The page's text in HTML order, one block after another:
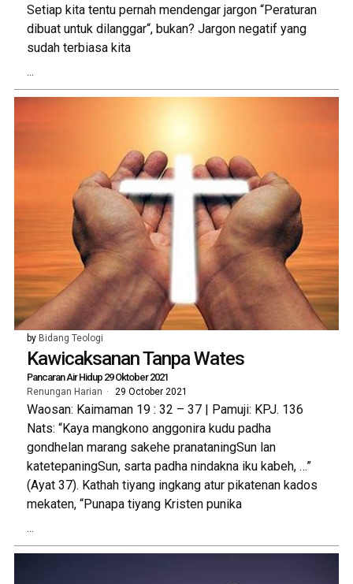
Setiap kita tentu pernah mendengar jargon “Peraturan
dibuat untuk dilanggar“, bukan? Jargon negatif yang
sudah terbiasa kita
...
by Bidang Teologi
Kawicaksanan Tanpa Wates
Pancaran Air Hidup 29 Oktober 2021
Renungan Harian 29 October 2021
Waosan: Kaimaman 19 : 32 – 37 | Pamuji: KPJ. 136
Nats: “Kaya mangkono anggonira kudu padha
gondhelan marang sakehe pranataningSun lan
katetepaningSun, sarta padha nindakna iku kabeh, …”
(Ayat 37). Kathah tiyang ingkang atur pikatenan kados
mekaten, “Punapa tiyang Kristen punika
...